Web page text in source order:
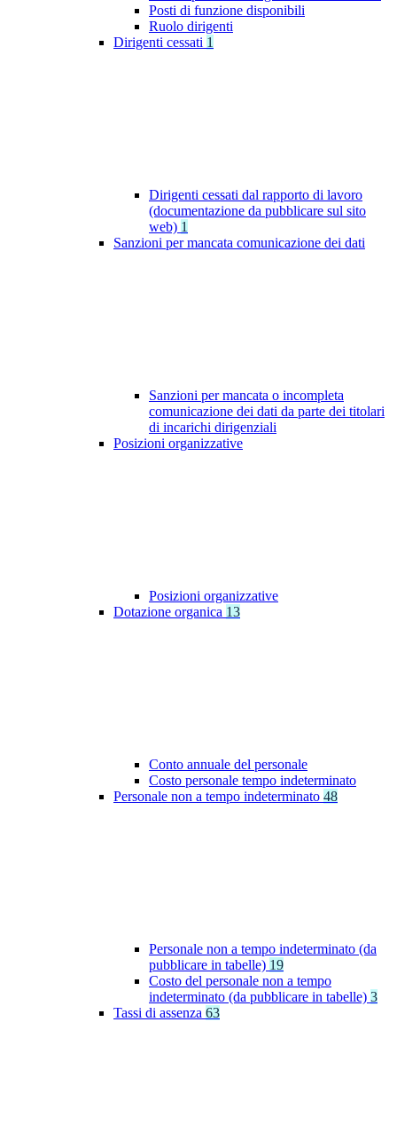
Posti di funzione disponibili
Ruolo dirigenti
Dirigenti cessati 1
Dirigenti cessati dal rapporto di lavoro
(documentazione da pubblicare sul sito
web) 1
Sanzioni per mancata comunicazione dei dati
Sanzioni per mancata o incompleta
comunicazione dei dati da parte dei titolari
di incarichi dirigenziali
Posizioni organizzative
Posizioni organizzative
Dotazione organica 13
Conto annuale del personale
Costo personale tempo indeterminato
Personale non a tempo indeterminato 48
Personale non a tempo indeterminato (da
pubblicare in tabelle) 19
Costo del personale non a tempo
indeterminato (da pubblicare in tabelle) 3
Tassi di assenza 63